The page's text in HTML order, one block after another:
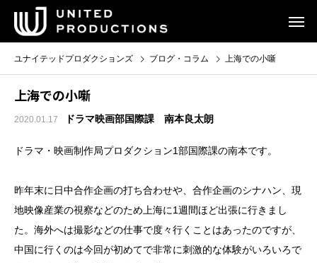
ユナイテッドプロダクションズ ブログ・コラム 上海での小噺
上海での小噺
2020.01.17 ドラマ映画部国際課 南本良太朗
ドラマ・映画制作局プロダクション1部国際課の南本です。
昨年末に日中合作企画の打ち合わせや、合作企画のシナハン、現
地映像産業の視察などのため上海に1週間ほど出張に行きまし
た。海外へは撮影などの仕事で度々行くことはあったのですが、
中国に行くのは今回が初めてで非常に刺激的な体験がいろいろで